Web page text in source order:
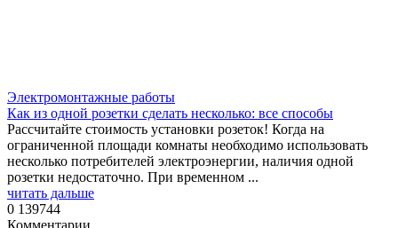
Электромонтажные работы
Как из одной розетки сделать несколько: все способы
Рассчитайте стоимость установки розеток! Когда на
ограниченной площади комнаты необходимо использовать
несколько потребителей электроэнергии, наличия одной
розетки недостаточно. При временном ...
читать дальше
0 139744
Комментарии